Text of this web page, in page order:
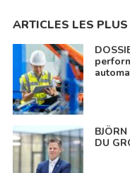
ARTICLES LES
DU